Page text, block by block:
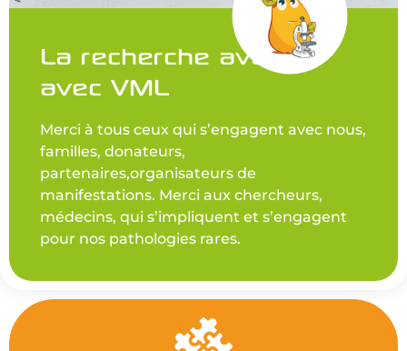
La recherche avance
avec VML
Merci à tous ceux qui s’engagent avec nous,
familles, donateurs,
partenaires,organisateurs de
manifestations. Merci aux chercheurs,
médecins, qui s’impliquent et s’engagent
pour nos pathologies rares.